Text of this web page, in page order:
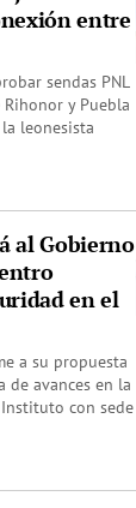
entre
sendas PNL
y Puebla
leonesista
al Gobierno
en el
a su propuesta
avances en la
con sede